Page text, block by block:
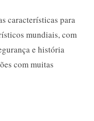
características para
mundiais, com
e história
com muitas